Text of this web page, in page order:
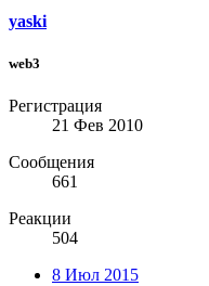
yaski
web3
Регистрация
21 Фев 2010
Сообщения
661
Реакции
504
8 Июл 2015